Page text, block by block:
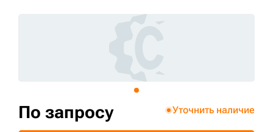
По запросу Уточнить наличие
sksale@skdst.ru